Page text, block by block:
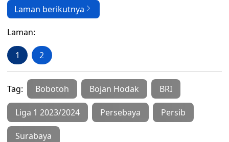
Laman berikutnya
Laman:
1 2
Tag: Bobotoh Bojan Hodak BRI
Liga 1 2023/2024 Persebaya Persib
Surabaya